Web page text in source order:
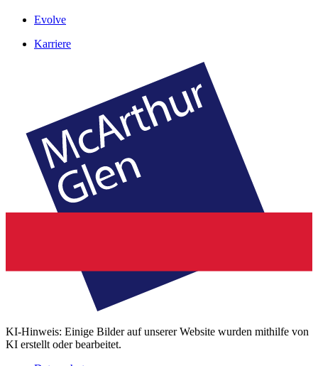
Evolve
Karriere
KI-Hinweis: Einige Bilder auf unserer Website wurden mithilfe von
KI erstellt oder bearbeitet.